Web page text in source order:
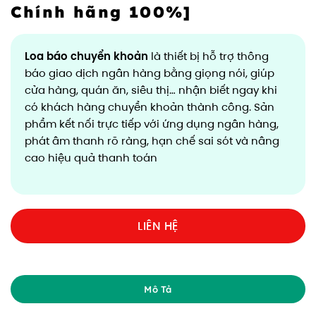
Chính hãng 100%]
Loa báo chuyển khoản là thiết bị hỗ trợ thông
báo giao dịch ngân hàng bằng giọng nói, giúp
cửa hàng, quán ăn, siêu thị… nhận biết ngay khi
có khách hàng chuyển khoản thành công. Sản
phẩm kết nối trực tiếp với ứng dụng ngân hàng,
phát âm thanh rõ ràng, hạn chế sai sót và nâng
cao hiệu quả thanh toán
LIÊN HỆ
Mô Tả